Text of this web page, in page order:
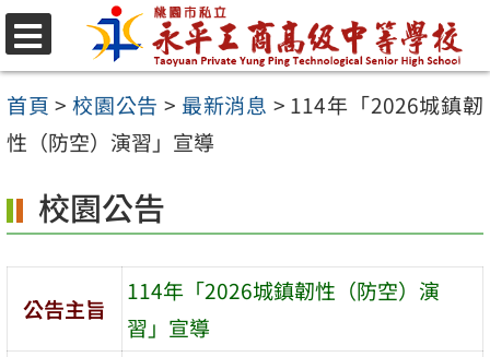
跳
至
主
要
容
區
首頁 >校園公告 > 最新消息 > 114年「2026城鎮韌
性（防空）演習」宣導
校園公告
公告主旨
114年「2026城鎮韌性（防空）演
習」宣導
選
單